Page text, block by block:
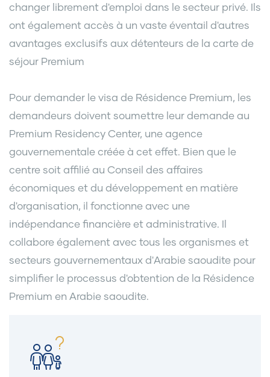
changer librement d'emploi dans le secteur privé. Ils
ont également accès à un vaste éventail d'autres
avantages exclusifs aux détenteurs de la carte de
séjour Premium
Pour demander le visa de Résidence Premium, les
demandeurs doivent soumettre leur demande au
Premium Residency Center, une agence
gouvernementale créée à cet effet. Bien que le
centre soit affilié au Conseil des affaires
économiques et du développement en matière
d'organisation, il fonctionne avec une
indépendance financière et administrative. Il
collabore également avec tous les organismes et
secteurs gouvernementaux d'Arabie saoudite pour
simplifier le processus d'obtention de la Résidence
Premium en Arabie saoudite.